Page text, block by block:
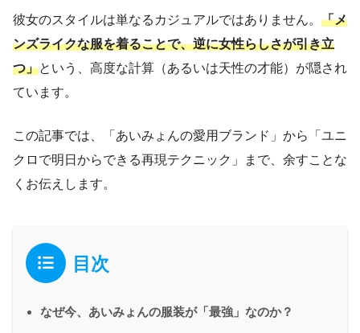
彼女のスタイルは単なるカジュアルではありません。 「メ
ンズライクな服を着ることで、逆に女性らしさが引き立
つ」という、高度な計算（あるいは天性の才能）が隠され
ています。
この記事では、「あいみょんの愛用ブランド」から「ユニ
クロで明日からできる再現テクニック」まで、余すことな
くお伝えします。
目次
なぜ今、あいみょんの服装が「最強」なのか？